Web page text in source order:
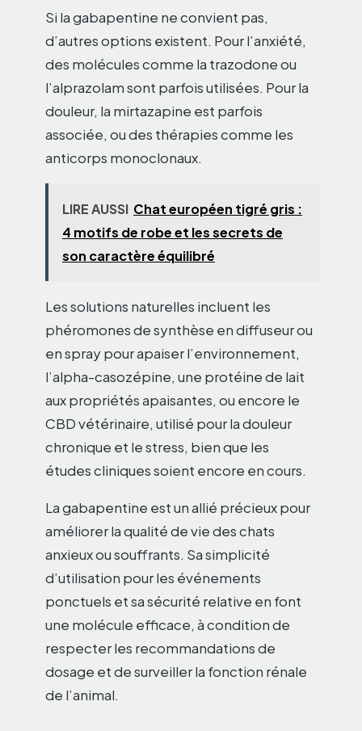
Si la gabapentine ne convient pas,
d’autres options existent. Pour l’anxiété,
des molécules comme la trazodone ou
l’alprazolam sont parfois utilisées. Pour la
douleur, la mirtazapine est parfois
associée, ou des thérapies comme les
anticorps monoclonaux.
LIRE AUSSI Chat européen tigré gris :
4 motifs de robe et les secrets de
son caractère équilibré
Les solutions naturelles incluent les
phéromones de synthèse en diffuseur ou
en spray pour apaiser l’environnement,
l’alpha-casozépine, une protéine de lait
aux propriétés apaisantes, ou encore le
CBD vétérinaire, utilisé pour la douleur
chronique et le stress, bien que les
études cliniques soient encore en cours.
La gabapentine est un allié précieux pour
améliorer la qualité de vie des chats
anxieux ou souffrants. Sa simplicité
d’utilisation pour les événements
ponctuels et sa sécurité relative en font
une molécule efficace, à condition de
respecter les recommandations de
dosage et de surveiller la fonction rénale
de l’animal.